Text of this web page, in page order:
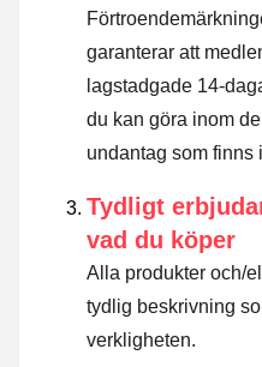
garanterar att
lagstadgade 14-
du kan göra inom
undantag som finns
Tydligt
vad du köper
Alla produkter och/
tydlig beskrivning
verkligheten.